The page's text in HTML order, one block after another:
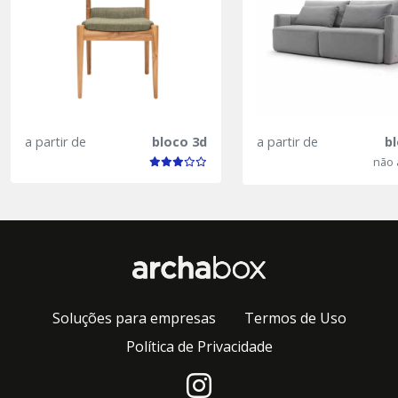
a partir de bloco 3d a partir de
não
Soluções para empresas
Termos de Uso
Política de Privacidade